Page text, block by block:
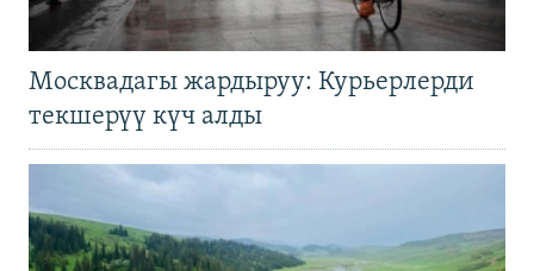
Москвадагы жардыруу: Курьерлерди
текшерүү күч алды